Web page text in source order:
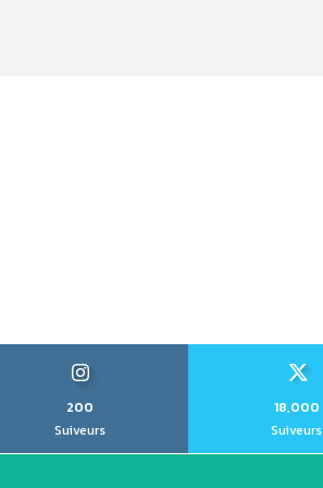
200
Suiveurs
18,000
Suiveurs